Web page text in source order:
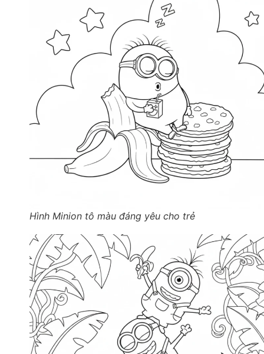
Hình Minion tô màu đáng yêu cho trẻ